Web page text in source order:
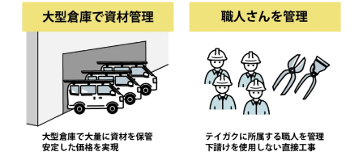
会があれば 是非三枝さんにお願いしたいと思
います。 ご親切な対応ありがとうございまし
た！